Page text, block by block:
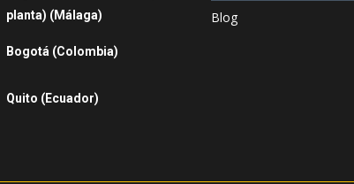
planta) (Málaga)
Bogotá (Colombia)
Quito (Ecuador)
Blog